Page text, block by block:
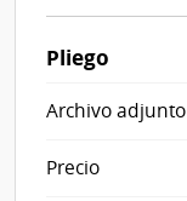
Pliego
Archivo adjunto
Precio